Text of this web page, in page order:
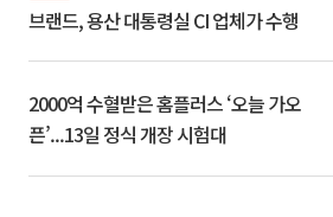
브랜드, 용산 대통령실 CI 업체가 수행
2000억 수혈받은 홈플러스 ‘오늘 가오
픈’...13일 정식 개장 시험대